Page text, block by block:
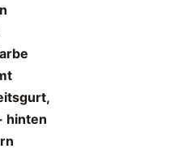
hinten